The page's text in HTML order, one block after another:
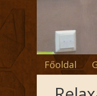
Főoldal